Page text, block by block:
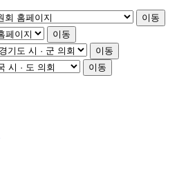
이동
이동
이동
이동